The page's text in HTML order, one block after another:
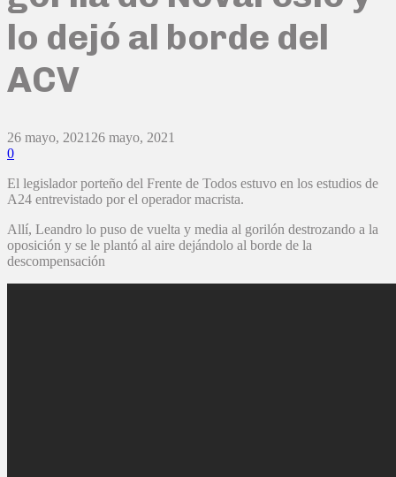
lo dejó al borde del
ACV
26 mayo, 2021 26 mayo, 2021
0
El legislador porteño del Frente de Todos estuvo en los estudios de
A24 entrevistado por el operador macrista.
Allí, Leandro lo puso de vuelta y media al gorilón destrozando a la
oposición y se le plantó al aire dejándolo al borde de la
descompensación